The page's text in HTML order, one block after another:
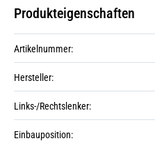
Produkteigenschaften
Artikelnummer:
Hersteller:
Links-/Rechtslenker:
Einbauposition: